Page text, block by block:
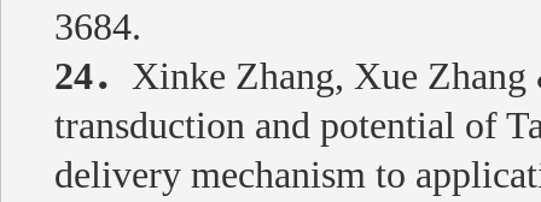
3684.
24． Xinke Zhang, Xue Zhang
transduction and potential of
delivery mechanism to